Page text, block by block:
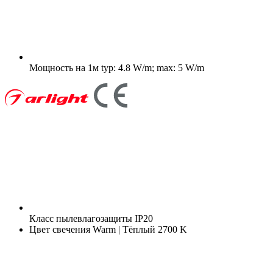
Мощность на 1м typ: 4.8 W/m; max: 5 W/m
Класс пылевлагозащиты IP20
Цвет свечения Warm | Тёплый 2700 K